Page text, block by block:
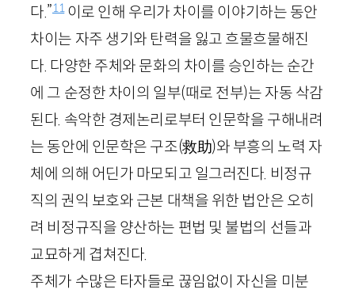
다.”11이로 인해 우리가 차이를 이야기하는 동안
차이는 자주 생기와 탄력을 잃고 흐물흐물해진
다. 다양한 주체와 문화의 차이를 승인하는 순간
에 그 순정한 차이의 일부(때로 전부)는 자동 삭감
된다. 속악한 경제논리로부터 인문학을 구해내려
는 동안에 인문학은 구조(救助)와 부흥의 노력 자
체에 의해 어딘가 마모되고 일그러진다. 비정규
직의 권익 보호와 근본 대책을 위한 법안은 오히
려 비정규직을 양산하는 편법 및 불법의 선들과
교묘하게 겹쳐진다.
주체가 수많은 타자들로 끊임없이 자신을 미분